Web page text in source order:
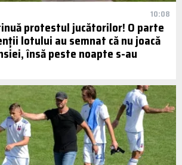
10:08
protestul jucătorilor! O parte
lotului au semnat că nu joacă
însă peste noapte s-au